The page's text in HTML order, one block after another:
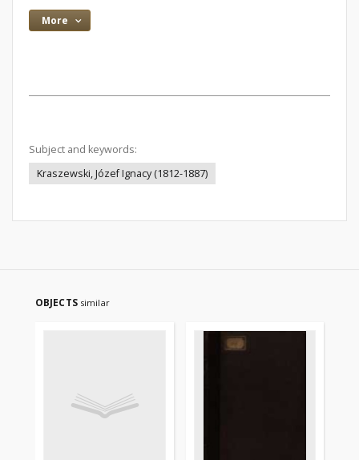
More
Subject and keywords:
Kraszewski, Józef Ignacy (1812-1887)
OBJECTS similar